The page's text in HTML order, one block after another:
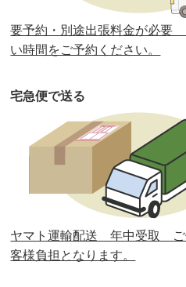
第36回人形供養祭 令和2
第35回人形供養祭令和2
第33回人形供養祭
第32回人形供養祭 令和元
第31回人形供養祭 平成
第30回人形供養祭平成30
第29回人形供養祭平成
要予約・別途出張料金が必要
い時間をご予約ください。
宅急便で送る
ヤマト運輸配送 年中受取 ご
客様負担となります。